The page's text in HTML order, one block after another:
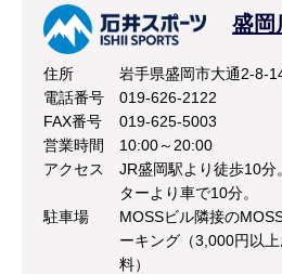
盛岡
住所
岩手県盛岡市大通2-8-
電話番号
019-626-2122
FAX番号
019-625-5003
営業時間
10:00～20:00
アクセス
JR盛岡駅より徒歩10
ターより車で10分。
駐車場
MOSSビル隣接の
ーキング（3,000円以
料）